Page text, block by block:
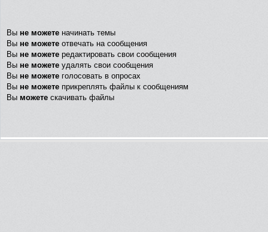
Вы не можете начинать темы
Вы не можете отвечать на сообщения
Вы не можете редактировать свои сообщения
Вы не можете удалять свои сообщения
Вы не можете голосовать в опросах
Вы не можете прикреплять файлы к сообщениям
Вы можете скачивать файлы